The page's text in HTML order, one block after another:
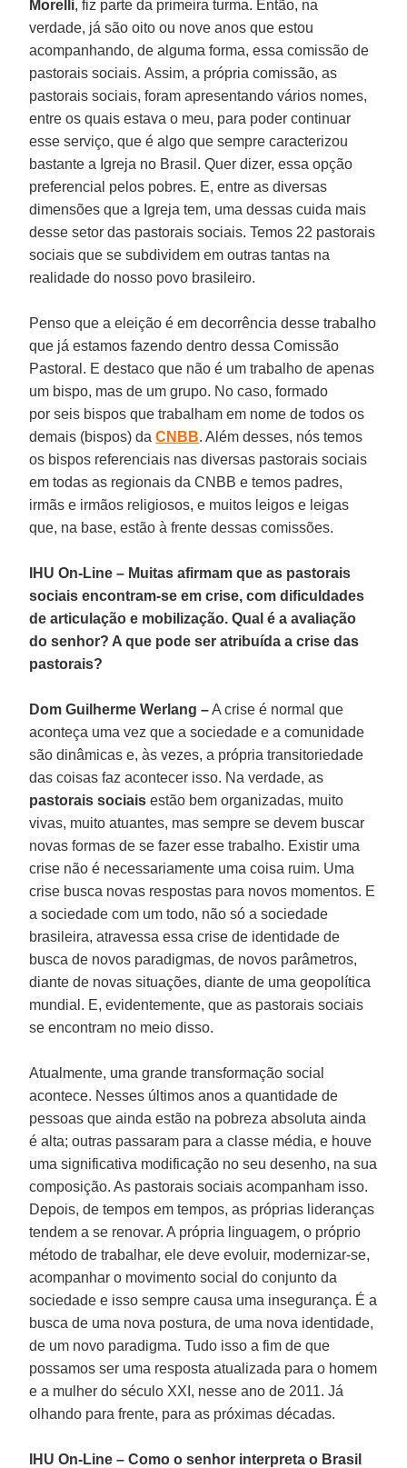
Morelli, fiz parte da primeira turma. Então, na
verdade, já são oito ou nove anos que estou
acompanhando, de alguma forma, essa comissão de
pastorais sociais. Assim, a própria comissão, as
pastorais sociais, foram apresentando vários nomes,
entre os quais estava o meu, para poder continuar
esse serviço, que é algo que sempre caracterizou
bastante a Igreja no Brasil. Quer dizer, essa opção
preferencial pelos pobres. E, entre as diversas
dimensões que a Igreja tem, uma dessas cuida mais
desse setor das pastorais sociais. Temos 22 pastorais
sociais que se subdividem em outras tantas na
realidade do nosso povo brasileiro.
Penso que a eleição é em decorrência desse trabalho
que já estamos fazendo dentro dessa Comissão
Pastoral. E destaco que não é um trabalho de apenas
um bispo, mas de um grupo. No caso, formado
por seis bispos que trabalham em nome de todos os
demais (bispos) daCNBB. Além desses, nós temos
os bispos referenciais nas diversas pastorais sociais
em todas as regionais da CNBB e temos padres,
irmãs e irmãos religiosos, e muitos leigos e leigas
que, na base, estão à frente dessas comissões.
IHU On-Line – Muitas afirmam que as pastorais
sociais encontram-se em crise, com dificuldades
de articulação e mobilização. Qual é a avaliação
do senhor? A que pode ser atribuída a crise das
pastorais?
Dom Guilherme Werlang –A crise é normal que
aconteça uma vez que a sociedade e a comunidade
são dinâmicas e, às vezes, a própria transitoriedade
das coisas faz acontecer isso. Na verdade, as
pastorais sociais estão bem organizadas, muito
vivas, muito atuantes, mas sempre se devem buscar
novas formas de se fazer esse trabalho. Existir uma
crise não é necessariamente uma coisa ruim. Uma
crise busca novas respostas para novos momentos. E
a sociedade com um todo, não só a sociedade
brasileira, atravessa essa crise de identidade de
busca de novos paradigmas, de novos parâmetros,
diante de novas situações, diante de uma geopolítica
mundial. E, evidentemente, que as pastorais sociais
se encontram no meio disso.
Atualmente, uma grande transformação social
acontece. Nesses últimos anos a quantidade de
pessoas que ainda estão na pobreza absoluta ainda
é alta; outras passaram para a classe média, e houve
uma significativa modificação no seu desenho, na sua
composição. As pastorais sociais acompanham isso.
Depois, de tempos em tempos, as próprias lideranças
tendem a se renovar. A própria linguagem, o próprio
método de trabalhar, ele deve evoluir, modernizar-se,
acompanhar o movimento social do conjunto da
sociedade e isso sempre causa uma insegurança. É a
busca de uma nova postura, de uma nova identidade,
de um novo paradigma. Tudo isso a fim de que
possamos ser uma resposta atualizada para o homem
e a mulher do século XXI, nesse ano de 2011. Já
olhando para frente, para as próximas décadas.
IHU On-Line – Como o senhor interpreta o Brasil